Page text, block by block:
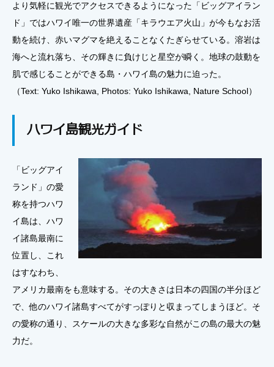
より気軽に観光でアクセスできるようになった「ビッグアイラン
ド」ではハワイ唯一の世界遺産「キラウエア火山」が今もなお活
動を続け、赤いマグマを絶えることなくたぎらせている。溶岩は
海へと流れ落ち、その輝きに負けじと星空が瞬く。地球の鼓動を
肌で感じることができる島・ハワイ島の魅力に迫った。
（Text: Yuko Ishikawa, Photos: Yuko Ishikawa, Nature School）
ハワイ島観光ガイド
「ビッグアイ
ランド」の愛
称を持つハワ
イ島は、ハワ
イ諸島最南に
位置し、これ
はすなわち、
アメリカ最南をも意味する。その大きさは日本の四国の半分ほど
で、他のハワイ諸島すべてがすっぽりと収まってしまうほど。そ
の愛称の通り、スケールの大きな多彩な自然がこの島の最大の魅
力だ。